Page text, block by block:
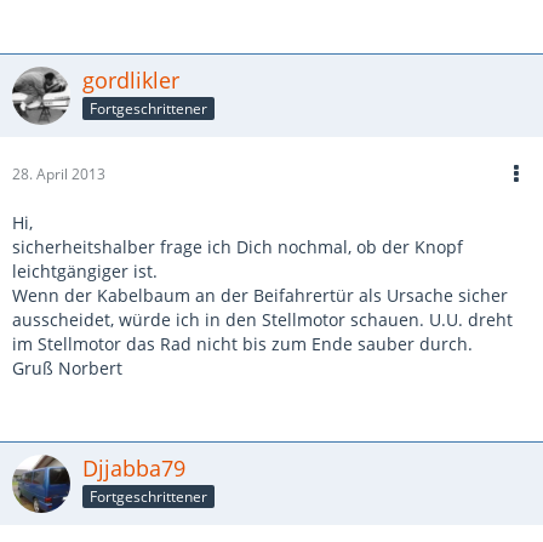
gordlikler
Fortgeschrittener
28. April 2013
Hi,
sicherheitshalber frage ich Dich nochmal, ob der Knopf
leichtgängiger ist.
Wenn der Kabelbaum an der Beifahrertür als Ursache sicher
ausscheidet, würde ich in den Stellmotor schauen. U.U. dreht
im Stellmotor das Rad nicht bis zum Ende sauber durch.
Gruß Norbert
Djjabba79
Fortgeschrittener